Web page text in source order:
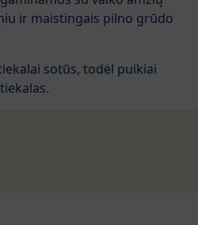
ir maistingais pilno grūdo
sotūs, todėl puikiai